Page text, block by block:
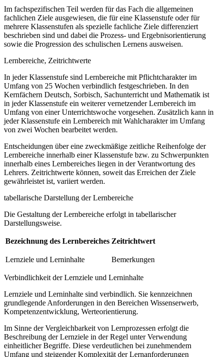
Im fachspezifischen Teil werden für das Fach die allgemeinen
fachlichen Ziele ausgewiesen, die für eine Klassenstufe oder für
mehrere Klassenstufen als spezielle fachliche Ziele differenziert
beschrieben sind und dabei die Prozess- und Ergebnisorientierung
sowie die Progression des schulischen Lernens ausweisen.
Lernbereiche, Zeitrichtwerte
In jeder Klassenstufe sind Lernbereiche mit Pflichtcharakter im
Umfang von 25 Wochen verbindlich festgeschrieben. In den
Kernfächern Deutsch, Sorbisch, Sachunterricht und Mathematik ist
in jeder Klassenstufe ein weiterer vernetzender Lernbereich im
Umfang von einer Unterrichtswoche vorgesehen. Zusätzlich kann in
jeder Klassenstufe ein Lernbereich mit Wahlcharakter im Umfang
von zwei Wochen bearbeitet werden.
Entscheidungen über eine zweckmäßige zeitliche Reihenfolge der
Lernbereiche innerhalb einer Klassenstufe bzw. zu Schwerpunkten
innerhalb eines Lernbereiches liegen in der Verantwortung des
Lehrers. Zeitrichtwerte können, soweit das Erreichen der Ziele
gewährleistet ist, variiert werden.
tabellarische Darstellung der Lernbereiche
Die Gestaltung der Lernbereiche erfolgt in tabellarischer
Darstellungsweise.
Bezeichnung des Lernbereiches Zeitrichtwert
Lernziele und Lerninhalte Bemerkungen
Verbindlichkeit der Lernziele und Lerninhalte
Lernziele und Lerninhalte sind verbindlich. Sie kennzeichnen
grundlegende Anforderungen in den Bereichen Wissenserwerb,
Kompetenzentwicklung, Werteorientierung.
Im Sinne der Vergleichbarkeit von Lernprozessen erfolgt die
Beschreibung der Lernziele in der Regel unter Verwendung
einheitlicher Begriffe. Diese verdeutlichen bei zunehmendem
Umfang und steigender Komplexität der Lernanforderungen